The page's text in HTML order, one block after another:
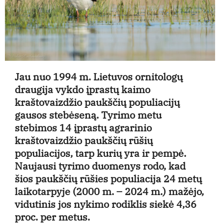
Jau nuo 1994 m. Lietuvos ornitologų
draugija vykdo įprastų kaimo
kraštovaizdžio paukščių populiacijų
gausos stebėseną. Tyrimo metu
stebimos 14 įprastų agrarinio
kraštovaizdžio paukščių rūšių
populiacijos, tarp kurių yra ir pempė.
Naujausi tyrimo duomenys rodo, kad
šios paukščių rūšies populiacija 24 metų
laikotarpyje (2000 m. – 2024 m.) mažėjo,
vidutinis jos nykimo rodiklis siekė 4,36
proc. per metus.